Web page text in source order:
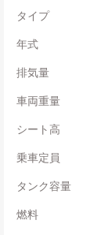
タイプ
年式
排気量
車両重量
シート高
乗車定員
タンク容量
燃料